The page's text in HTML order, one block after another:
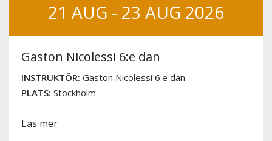
21 AUG - 23 AUG 2026
Gaston Nicolessi 6:e dan
INSTRUKTÖR: Gaston Nicolessi 6:e dan
PLATS: Stockholm
Läs mer